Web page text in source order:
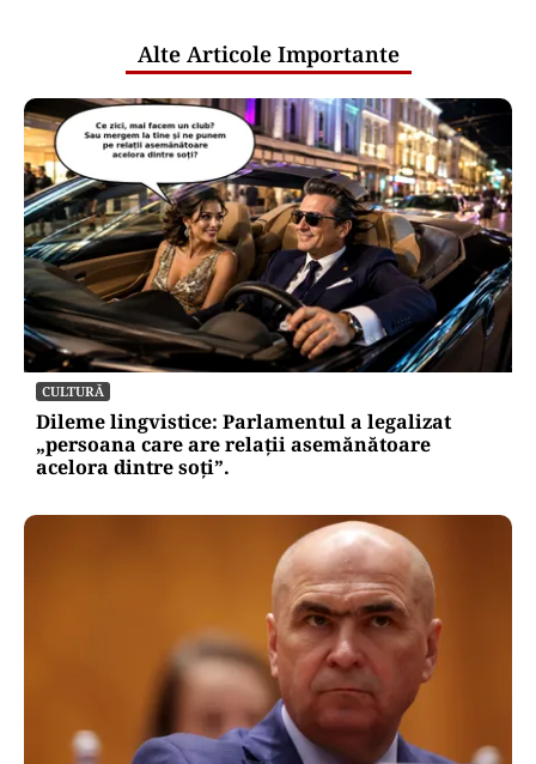
Alte Articole Importante
CULTURĂ
Dileme lingvistice: Parlamentul a legalizat
„persoana care are relații asemănătoare
acelora dintre soți”.